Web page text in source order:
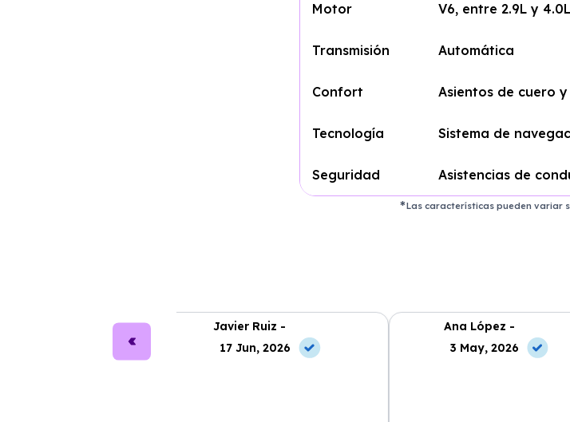
Motor V6, entre 2.9L y 4.0L
Transmisión Automática
Confort Asientos de cuero
Tecnología Sistema de
Seguridad Asistencias de
Las características pueden variar
Javier Ruiz -
17 Jun, 2026
Ana López -
3 May, 2026